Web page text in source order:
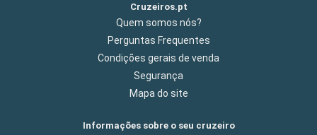
Cruzeiros.pt
Quem somos nós?
Perguntas Frequentes
Condições gerais de venda
Segurança
Mapa do site
Informações sobre o seu cruzeiro